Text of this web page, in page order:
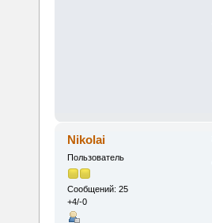
Nikolai
Пользователь
Сообщений: 25
+4/-0